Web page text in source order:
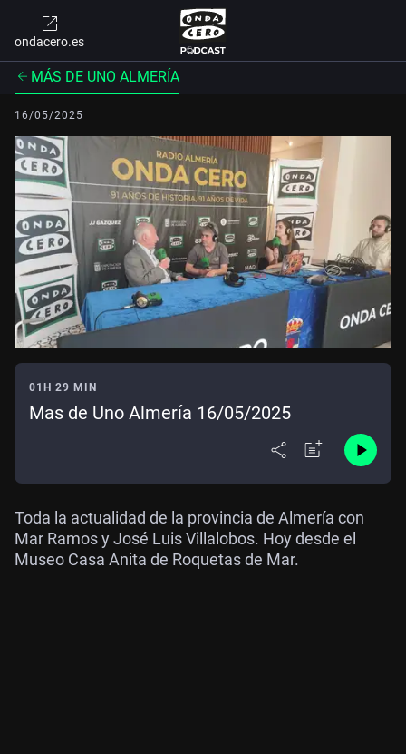
ondacero.es
MÁS DE UNO ALMERÍA
16/05/2025
01H 29 MIN
Mas de Uno Almería 16/05/2025
Toda la actualidad de la provincia de Almería con
Mar Ramos y José Luis Villalobos. Hoy desde el
Museo Casa Anita de Roquetas de Mar.